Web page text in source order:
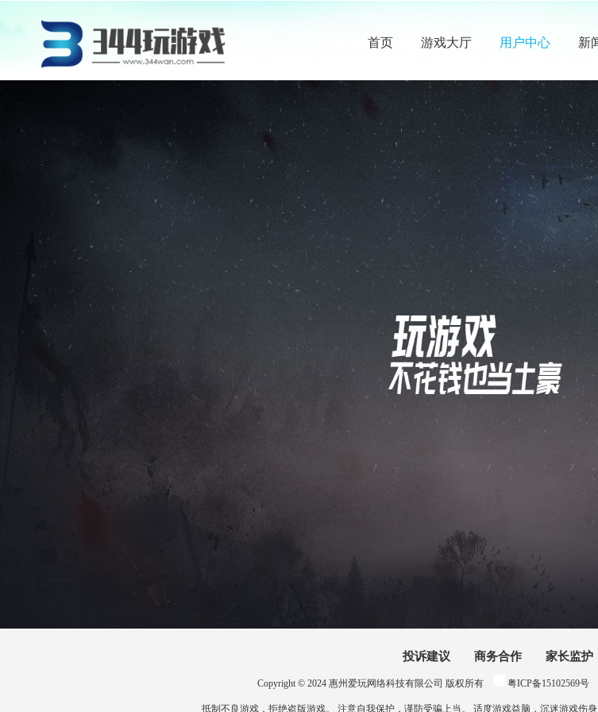
首页 游戏大厅 用户中心 新
投诉建议 商务合作 家长监护
Copyright © 2024 惠州爱玩网络科技有限公司 版权所有 粤ICP备15102569号
抵制不良游戏，拒绝盗版游戏。 注意自我保护，谨防受骗上当。 适度游戏益脑，沉迷游戏伤